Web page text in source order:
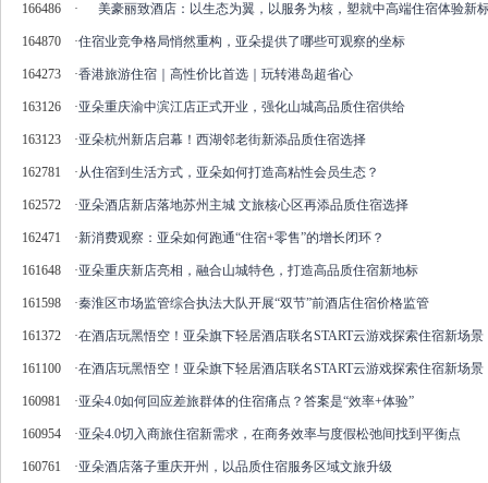
166486 · 美豪丽致酒店：以生态为翼，以服务为核，塑就中高端住宿体验新
164870 ·住宿业竞争格局悄然重构，亚朵提供了哪些可观察的坐标
164273 ·香港旅游住宿｜高性价比首选｜玩转港岛超省心
163126 ·亚朵重庆渝中滨江店正式开业，强化山城高品质住宿供给
163123 ·亚朵杭州新店启幕！西湖邻老街新添品质住宿选择
162781 ·从住宿到生活方式，亚朵如何打造高粘性会员生态？
162572 ·亚朵酒店新店落地苏州主城 文旅核心区再添品质住宿选择
162471 ·新消费观察：亚朵如何跑通“住宿+零售”的增长闭环？
161648 ·亚朵重庆新店亮相，融合山城特色，打造高品质住宿新地标
161598 ·秦淮区市场监管综合执法大队开展“双节”前酒店住宿价格监管
161372 ·在酒店玩黑悟空！亚朵旗下轻居酒店联名START云游戏探索住宿新场景
161100 ·在酒店玩黑悟空！亚朵旗下轻居酒店联名START云游戏探索住宿新场景
160981 ·亚朵4.0如何回应差旅群体的住宿痛点？答案是“效率+体验”
160954 ·亚朵4.0切入商旅住宿新需求，在商务效率与度假松弛间找到平衡点
160761 ·亚朵酒店落子重庆开州，以品质住宿服务区域文旅升级